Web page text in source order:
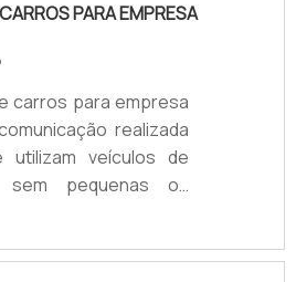
PARA EMPRESA
carros para empresa
realizada
utilizam veículos de
sem pequenas ou
mesmo um veículo.
o fluxo dos
oportunidade de de